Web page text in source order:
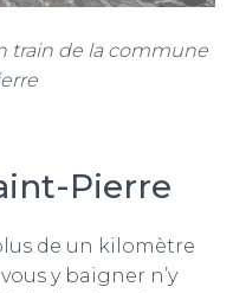
train de la commune
Pierre
de un kilomètre
y baigner n’y